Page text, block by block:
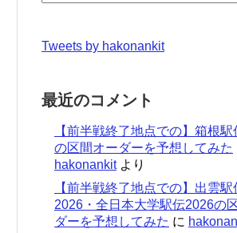
Tweets by hakonankit
最近のコメント
【前半戦終了地点での】箱根駅
の区間オーダーを予想してみた
hakonankitより
【前半戦終了地点での】出雲駅
2026・全日本大学駅伝2026の
ダーを予想してみた に